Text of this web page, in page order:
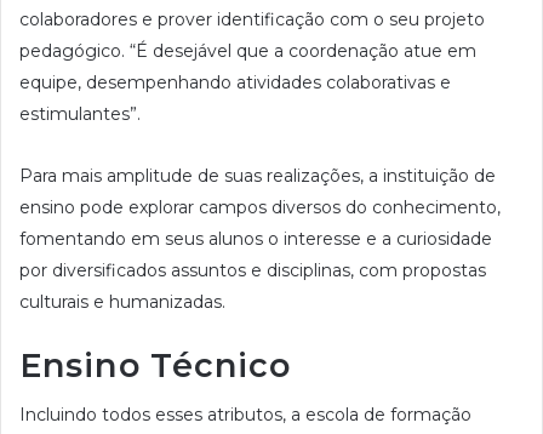
colaboradores e prover identificação com o seu projeto
pedagógico. “É desejável que a coordenação atue em
equipe, desempenhando atividades colaborativas e
estimulantes”.
Para mais amplitude de suas realizações, a instituição de
ensino pode explorar campos diversos do conhecimento,
fomentando em seus alunos o interesse e a curiosidade
por diversificados assuntos e disciplinas, com propostas
culturais e humanizadas.
Ensino Técnico
Incluindo todos esses atributos, a escola de formação